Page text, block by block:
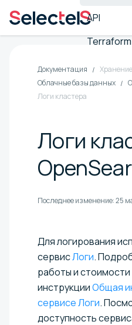
API
Terraform
Документация
Облачные базы данных
Логи кластера
Логи
Последнее изменение:25
Для логирования
сервисЛоги.
работы и стоимости
инструкцииОбщая
сервисе Логи.
доступность